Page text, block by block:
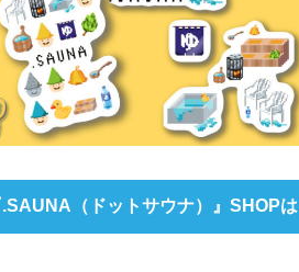
.SAUNA（ドットサウナ）』SHOP